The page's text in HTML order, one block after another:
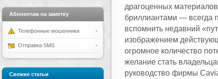
драгоценных
бриллиантами — всегда
вспомнить недавний
изображением
огромное количество
желание стать
руководство фирмы
Абонентам на заметку
Телефонные мошенники
Отправка SMS
Свежие статьи